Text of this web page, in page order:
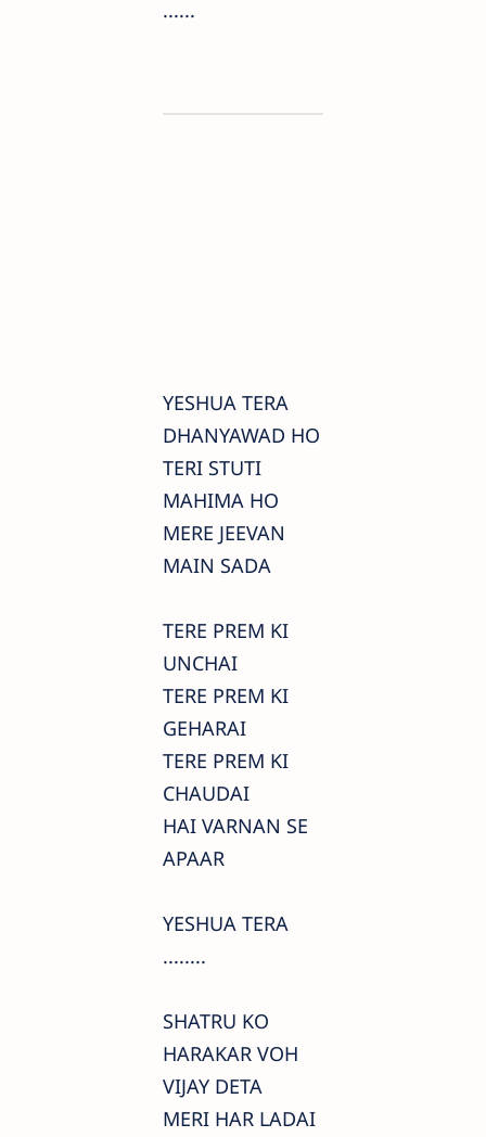
......
YESHUA TERA
DHANYAWAD HO
TERI STUTI
MAHIMA HO
MERE JEEVAN
MAIN SADA
TERE PREM KI
UNCHAI
TERE PREM KI
GEHARAI
TERE PREM KI
CHAUDAI
HAI VARNAN SE
APAAR
YESHUA TERA
........
SHATRU KO
HARAKAR VOH
VIJAY DETA
MERI HAR LADAI